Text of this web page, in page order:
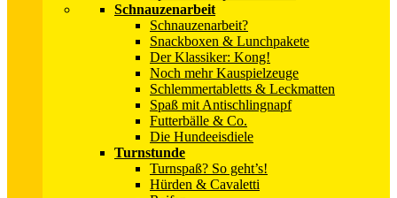
Schnauzenarbeit
Schnauzenarbeit?
Snackboxen & Lunchpakete
Der Klassiker: Kong!
Noch mehr Kauspielzeuge
Schlemmertabletts & Leckmatten
Spaß mit Antischlingnapf
Futterbälle & Co.
Die Hundeeisdiele
Turnstunde
Turnspaß? So geht’s!
Hürden & Cavaletti